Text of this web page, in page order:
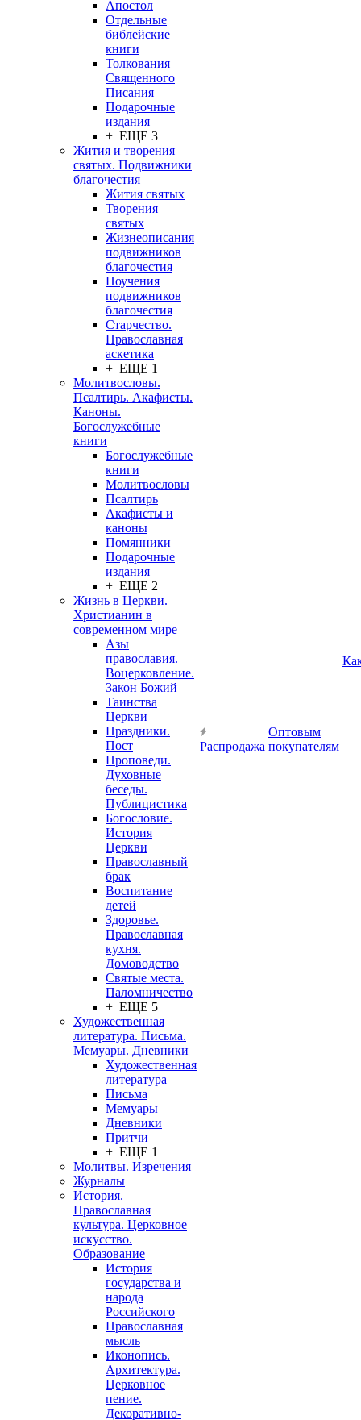
Апостол
Отдельные
библейские
книги
Толкования
Священного
Писания
Подарочные
издания
+ ЕЩЕ 3
Жития и творения
святых. Подвижники
благочестия
Жития святых
Творения
святых
Жизнеописания
подвижников
благочестия
Поучения
подвижников
благочестия
Старчество.
Православная
аскетика
+ ЕЩЕ 1
Молитвословы.
Псалтирь. Акафисты.
Каноны.
Богослужебные
книги
Богослужебные
книги
Молитвословы
Псалтирь
Акафисты и
каноны
Помянники
Подарочные
издания
+ ЕЩЕ 2
Жизнь в Церкви.
Христианин в
современном мире
Азы
православия.
Воцерковление.
Закон Божий
Таинства
Церкви
Праздники.
Пост
Проповеди.
Духовные
беседы.
Публицистика
Богословие.
История
Церкви
Православный
брак
Воспитание
детей
Здоровье.
Православная
кухня.
Домоводство
Святые места.
Паломничество
+ ЕЩЕ 5
Художественная
литература. Письма.
Мемуары. Дневники
Художественная
литература
Письма
Мемуары
Дневники
Притчи
+ ЕЩЕ 1
Молитвы. Изречения
Журналы
История.
Православная
культура. Церковное
искусство.
Образование
История
государства и
народа
Российского
Православная
мысль
Иконопись.
Архитектура.
Церковное
пение.
Декоративно-
Распродажа
Оптовым
покупателям